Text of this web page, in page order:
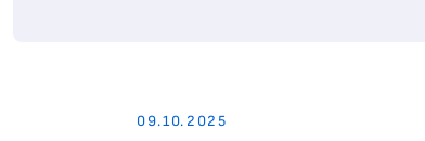
09.10.2025